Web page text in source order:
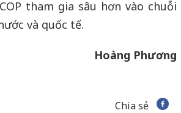
tham gia sâu hơn vào chuỗi
và quốc tế.
Hoàng Phương
Chia sẻ